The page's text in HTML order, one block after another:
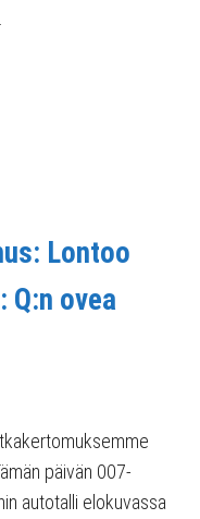
Lontoo
Q:n ovea
päivän 007-
autotalli elokuvassa